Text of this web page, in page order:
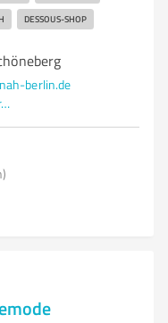
DESSOUS-SHOP
berlin.de
www.koerpernah-berlin.de/shop-fuer-bh-in-grossen-groessen-schoeneberg.html